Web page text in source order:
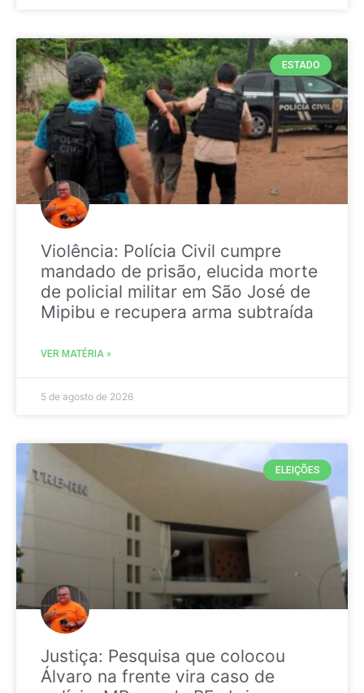
ESTADO
Violência: Polícia Civil cumpre
mandado de prisão, elucida morte
de policial militar em São José de
Mipibu e recupera arma subtraída
VER MATÉRIA »
5 de agosto de 2026
ELEIÇÕES
Justiça: Pesquisa que colocou
Álvaro na frente vira caso de